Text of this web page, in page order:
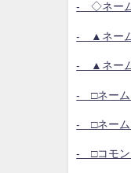
- ◇ネーム
- ▲ネーム
- ▲ネーム
- □ネーム
- □ネーム
- □コモン